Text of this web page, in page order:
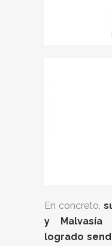
En concreto,
y Malvasía
logrado